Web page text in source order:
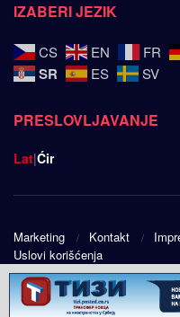
IZABERI JEZIK
CS EN FR
SR ES SV
PRESLOVLJAVANJE
Lat|Ćir
Marketing Kontakt
Uslovi korišćenja
© 2025Srpski ugao - Design by